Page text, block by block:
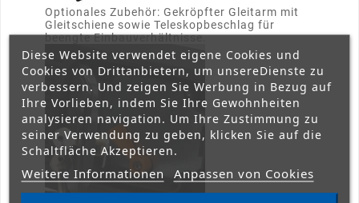
Optionales Zubehör: Gekröpfter Gleitarm mit
Gleitschiene sowie Teleskopbeschlag für
beengte Einbauverhältnisse.
Diese Website verwendet eigene Cookies und
Cookies von Drittanbietern, um unsereDienste zu
verbessern. Und zeigen Sie Werbung in Bezug auf
Ihre Vorlieben, indem Sie Ihre Gewohnheiten
analysieren navigation. Um Ihre Zustimmung zu
seiner Verwendung zu geben, klicken Sie auf die
Schaltfläche Akzeptieren.
Weitere Informationen Anpassen von Cookies